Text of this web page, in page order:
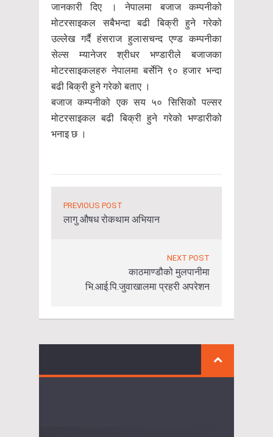
जानकारी दिए । नेपालमा बजाज कम्पनीको
मोटरसाइकल सबैभन्दा बढी बिक्री हुने गरेको
उल्लेख गर्दै हंसराज हुलासचन्द एण्ड कम्पनीका
सेल्स म्यानेजर श्रीधर भण्डारीले बजाजका
मोटरसाइकलहरु नेपालमा बर्सेनि ९० हजार भन्दा
बढी बिक्री हुने गरेको बताए ।
बजाज कम्पनीको एक सय ५० सिसिको पल्सर
मोटरसाइकल बढी बिक्री हुने गरेको भण्डारीको
भनाइ छ ।
PREVIOUS POST
लागु औषध रोकथाम अभियान
NEXT POST
काठमाण्डौको मुलपानीमा
भि.आई.पि.जुवाखालमा प्रहरी अपरेशन